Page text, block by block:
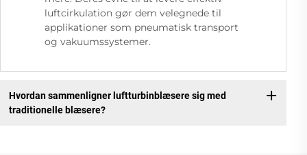
luftcirkulation gør dem velegnede til
applikationer som pneumatisk transport
og vakuumssystemer.
Hvordan sammenligner luftturbinblæsere sig med
traditionelle blæsere?